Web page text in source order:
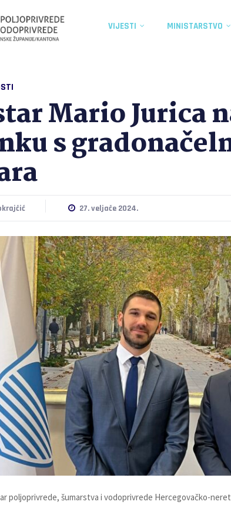
VIJESTI MINISTARSTVO
Mario Jurica
s
27. veljače 2024.
poljoprivrede, šumarstva i vodoprivrede Hercegovačko-